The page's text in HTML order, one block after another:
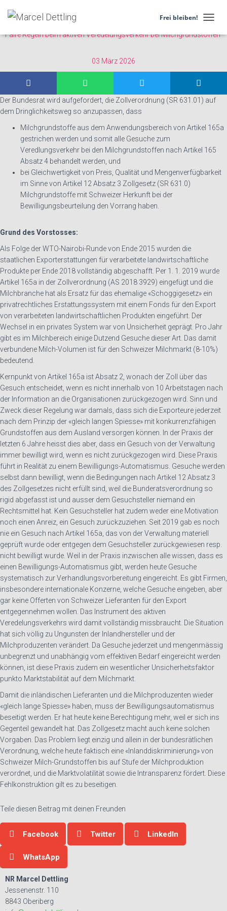
Frei bleiben!
A
A
O
M
C
A
26.3038
Faire Regeln beim aktiven Veredelungsverkehr bei Milchgrundstoffen
03 März 2026
Der Bundesrat wird aufgefordert, die Zollverordnung (SR 631.01) auf
dem Dringlichkeitsweg so anzupassen, dass
Milchgrundstoffe aus dem Anwendungsbereich von Artikel 165a
gestrichen werden und somit alle Gesuche zum
Veredlungsverkehr bei den Milchgrundstoffen nach Artikel 165
Absatz 4 behandelt werden, und
bei Gleichwertigkeit von Preis, Qualität und Mengenverfügbarkeit
im Sinne von Artikel 12 Absatz 3 Zollgesetz (SR 631.0)
Milchgrundstoffe mit Schweizer Herkunft bei der
Bewilligungsbeurteilung den Vorrang haben.
Grund des Vorstosses:
Als Folge der WTO-Nairobi-Runde von Ende 2015 wurden die
staatlichen Exporterstattungen für verarbeitete landwirtschaftliche
Produkte per Ende 2018 vollständig abgeschafft. Per 1. 1. 2019 wurde
Artikel 165a in der Zollverordnung (AS 2018 3929) eingefügt und die
Milchbranche hat als Ersatz für das ehemalige «Schoggigesetz» ein
privatrechtliches Erstattungssystem mit einem Fonds für den Export
von verarbeiteten landwirtschaftlichen Produkten eingeführt. Der
Wechsel in ein privates System war von Unsicherheit geprägt. Pro Jahr
gibt es im Milchbereich einige Dutzend Gesuche dieser Art. Das damit
verbundene Milch-Volumen ist für den Schweizer Milchmarkt (8-10%)
bedeutend.
Kernpunkt von Artikel 165a ist Absatz 2, wonach der Zoll über das
Gesuch entscheidet, wenn es nicht innerhalb von 10 Arbeitstagen nach
der Information an die Organisationen zurückgezogen wird. Sinn und
Zweck dieser Regelung war damals, dass sich die Exporteure jederzeit
nach dem Prinzip der «gleich langen Spiesse» mit konkurrenzfähigen
Grundstoffen aus dem Ausland versorgen können. In der Praxis der
letzten 6 Jahre heisst dies aber, dass ein Gesuch von der Verwaltung
immer bewilligt wird, wenn es nicht zurückgezogen wird. Diese Praxis
führt in Realität zu einem Bewilligungs-Automatismus. Gesuche werden
selbst dann bewilligt, wenn die Bedingungen nach Artikel 12 Absatz 3
des Zollgesetzes nicht erfüllt sind, weil die Bunderatsverordnung so
rigid abgefasst ist und ausser dem Gesuchsteller niemand ein
Rechtsmittel hat. Kein Gesuchsteller hat zudem weder eine Motivation
noch einen Anreiz, ein Gesuch zurückzuziehen. Seit 2019 gab es noch
nie ein Gesuch nach Artikel 165a, das von der Verwaltung materiell
geprüft wurde oder entgegen dem Gesuchsteller zurückgewiesen resp.
nicht bewilligt wurde. Weil in der Praxis inzwischen alle wissen, dass es
einen Bewilligungs-Automatismus gibt, werden heute Gesuche
systematisch zur Verhandlungsvorbereitung eingereicht. Es gibt Firmen,
insbesondere internationale Konzerne, welche Gesuche eingeben, aber
gar keine Offerten von Schweizer Lieferanten für den Export
entgegennehmen wollen. Das Instrument des aktiven
Veredelungsverkehrs wird damit vollständig missbraucht. Die Situation
hat sich völlig zu Ungunsten der Inlandhersteller und der
Milchproduzenten verändert. Da Gesuche jederzeit und mengenmässig
unbegrenzt und unabhängig vom effektiven Bedarf eingereicht werden
können, ist diese Praxis zudem ein wesentlicher Unsicherheitsfaktor
punkto Marktstabilität auf dem Milchmarkt.
Damit die inländischen Lieferanten und die Milchproduzenten wieder
«gleich lange Spiesse» haben, muss der Bewilligungsautomatismus
beseitigt werden. Er hat heute keine Berechtigung mehr, weil er sich ins
Gegenteil gewandelt hat. Das Zollgesetz macht auch keine solchen
Vorgaben. Das Problem liegt einzig und allein in der bundesrätlichen
Verordnung, welche heute faktisch eine «Inlanddiskriminierung» von
Schweizer Milch-Grundstoffen bis auf Stufe der Milchproduktion
verordnet, und die Marktvolatilität sowie die Intransparenz fördert. Diese
Fehlkonstruktion gilt es zu beseitigen.
Teile diesen Beitrag mit deinen Freunden
Facebook Twitter LinkedIn
WhatsApp
NR Marcel Dettling
Jessenenstr. 110
8843 Oberiberg